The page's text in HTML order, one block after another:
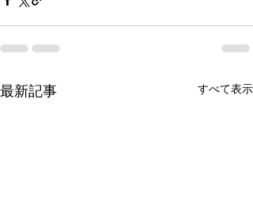
最新記事 すべて表示